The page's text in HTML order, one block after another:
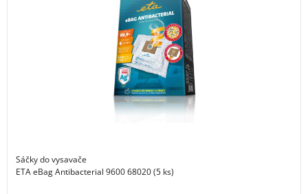
Sáčky do vysavače
ETA eBag Antibacterial 9600 68020 (5 ks)